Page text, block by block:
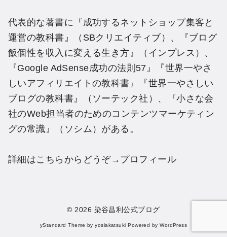
代表的な著書に『成功するネットショップ集客と
運営の教科書』（SBクリエイティブ）、『ブログ
飯個性を収入に変える生き方』（インプレス）、
『Google AdSense成功の法則57』『世界一やさ
しいアフィリエイトの教科書』『世界一やさしい
ブログの教科書』（ソーテック社）、『小さな会
社のWeb担当者のためのコンテンツマーケティン
グの常識』（ソシム）がある。
詳細はこちらからどうぞ→ プロフィール
© 2026 染谷昌利公式ブログ
yStandard Theme byyosiakatsuki Powered byWordPress